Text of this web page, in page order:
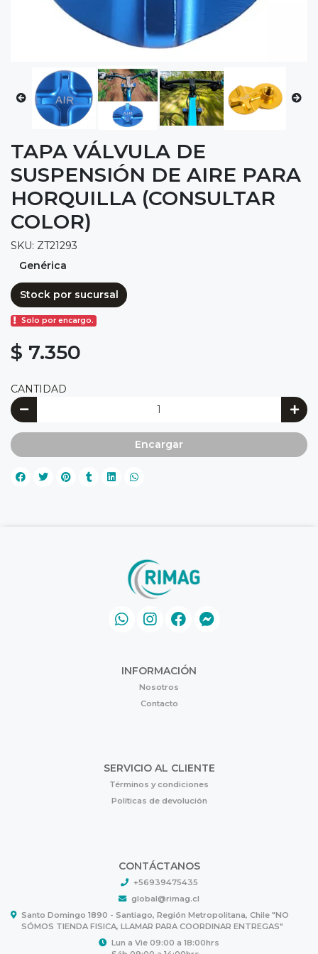
TAPA VÁLVULA DE
SUSPENSIÓN DE AIRE PARA
HORQUILLA (CONSULTAR
COLOR)
SKU: ZT21293
Genérica
Stock por sucursal
Solo por encargo.
$ 7.350
CANTIDAD
Encargar
INFORMACIÓN
Nosotros
Contacto
SERVICIO AL CLIENTE
Términos y condiciones
Políticas de devolución
CONTÁCTANOS
+56939475435
global@rimag.cl
Santo Domingo 1890 - Santiago, Región Metropolitana, Chile "NO
SÓMOS TIENDA FISICA, LLAMAR PARA COORDINAR ENTREGAS"
Lun a Vie 09:00 a 18:00hrs